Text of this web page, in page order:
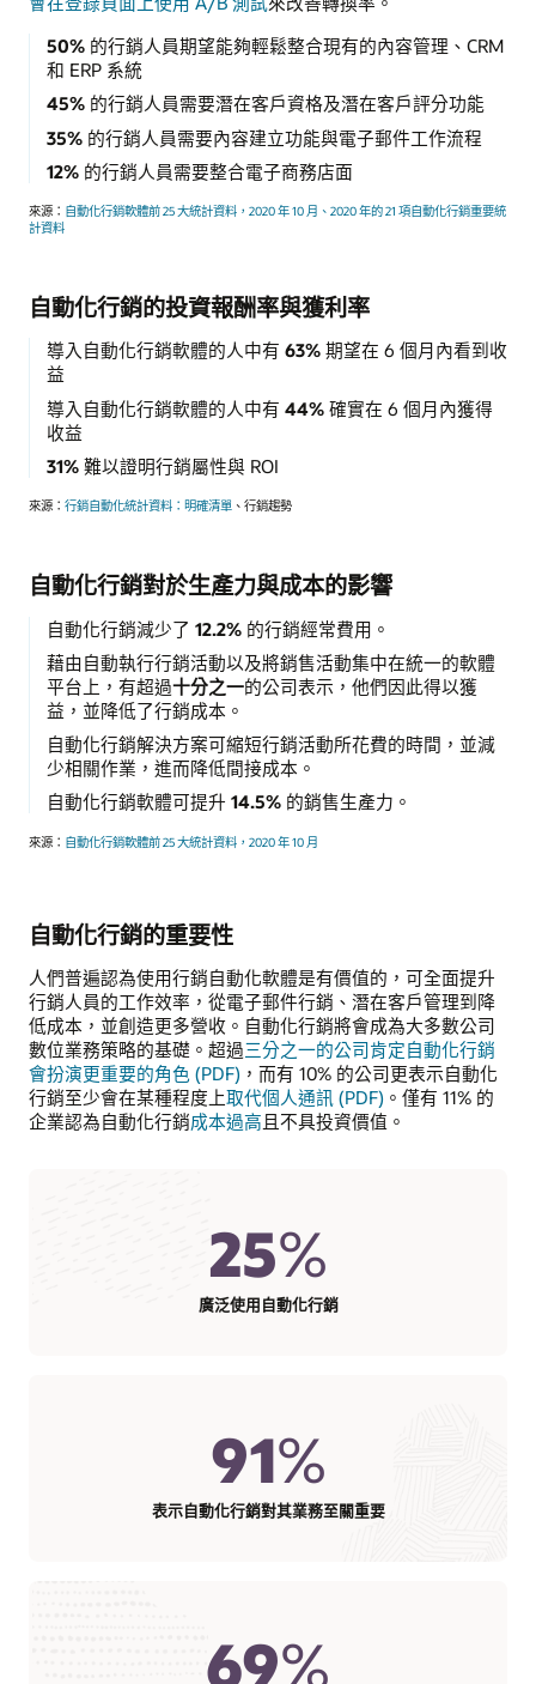
50%的行銷人員期望能夠輕鬆整合現有的內容管理、CRM
和 ERP 系統
45%的行銷人員需要潛在客戶資格及潛在客戶評分功能
35%的行銷人員需要內容建立功能與電子郵件工作流程
12%的行銷人員需要整合電子商務店面
來源： 自動化行銷軟體前 25 大統計資料，2020 年 10 月、 2020 年的 21 項自動化行銷重要統
計資料
自動化行銷的投資報酬率與獲利率
導入自動化行銷軟體的人中有 63%期望在 6 個月內看到收
益
導入自動化行銷軟體的人中有 44%確實在 6 個月內獲得
收益
31%難以證明行銷屬性與 ROI
來源： 行銷自動化統計資料：明確清單 、行銷趨勢
自動化行銷對於生產力與成本的影響
自動化行銷減少了 12.2%的行銷經常費用。
藉由自動執行行銷活動以及將銷售活動集中在統一的軟體
平台上，有超過十分之一的公司表示，他們因此得以獲
益，並降低了行銷成本。
自動化行銷解決方案可縮短行銷活動所花費的時間，並減
少相關作業，進而降低間接成本。
自動化行銷軟體可提升 14.5%的銷售生產力。
來源： 自動化行銷軟體前 25 大統計資料，2020 年 10 月
自動化行銷的重要性
人們普遍認為使用行銷自動化軟體是有價值的，可全面提升
行銷人員的工作效率，從電子郵件行銷、潛在客戶管理到降
低成本，並創造更多營收。自動化行銷將會成為大多數公司
數位業務策略的基礎。超過三分之一的公司肯定自動化行銷
會扮演更重要的角色 (PDF) ，而有 10% 的公司更表示自動化
行銷至少會在某種程度上取代個人通訊 (PDF) 。僅有 11% 的
企業認為自動化行銷成本過高 且不具投資價值。
25%
廣泛使用自動化行銷
91%
表示自動化行銷對其業務至關重要
69%